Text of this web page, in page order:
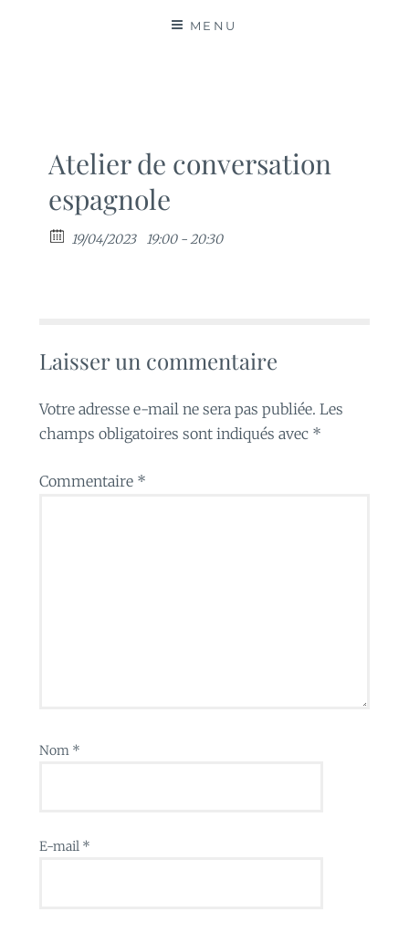
MENU
Atelier de conversation
espagnole
19/04/2023 19:00 - 20:30
Laisser un commentaire
Votre adresse e-mail ne sera pas publiée. Les
champs obligatoires sont indiqués avec *
Commentaire *
Nom *
E-mail *